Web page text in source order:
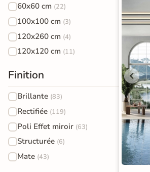
effet
pierre
naturelle
effet
béton
Carrelage
effet
d'expédition vous
seront facturés
et remboursés
intégralement
commande
Demander mes
échantillons
gratuits
60x60 cm (22)
100x100 cm (3)
120x260 cm (4)
120x120 cm (11)
Finition
Brillante (83)
Rectifiée (119)
Poli Effet miroir (63)
Structurée (6)
Mate (43)